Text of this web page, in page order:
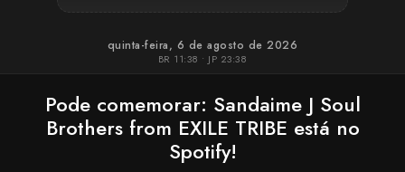
quinta-feira, 6 de agosto de 2026
BR 11:38 • JP 23:38
Pode comemorar: Sandaime J Soul
Brothers from EXILE TRIBE está no
Spotify!